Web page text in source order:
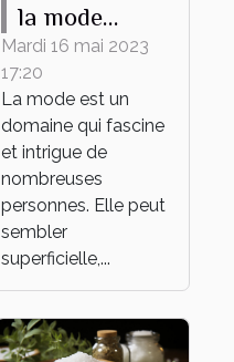
la mode
apporte ?
Mardi 16 mai 2023
17:20
La mode est un
domaine qui fascine
et intrigue de
nombreuses
personnes. Elle peut
sembler
superficielle,...